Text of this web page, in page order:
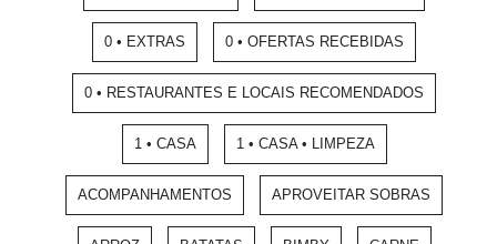
0 • EXTRAS 0 • OFERTAS RECEBIDAS
0 • RESTAURANTES E LOCAIS RECOMENDADOS
1 • CASA 1 • CASA • LIMPEZA
ACOMPANHAMENTOS APROVEITAR SOBRAS